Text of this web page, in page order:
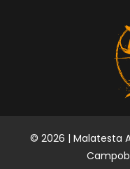
© 2026 | Malatesta